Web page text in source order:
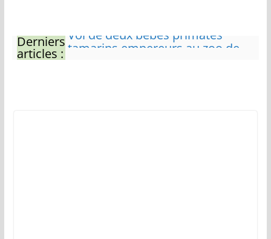
Derniers
articles :
Eau potable : Le préfet de